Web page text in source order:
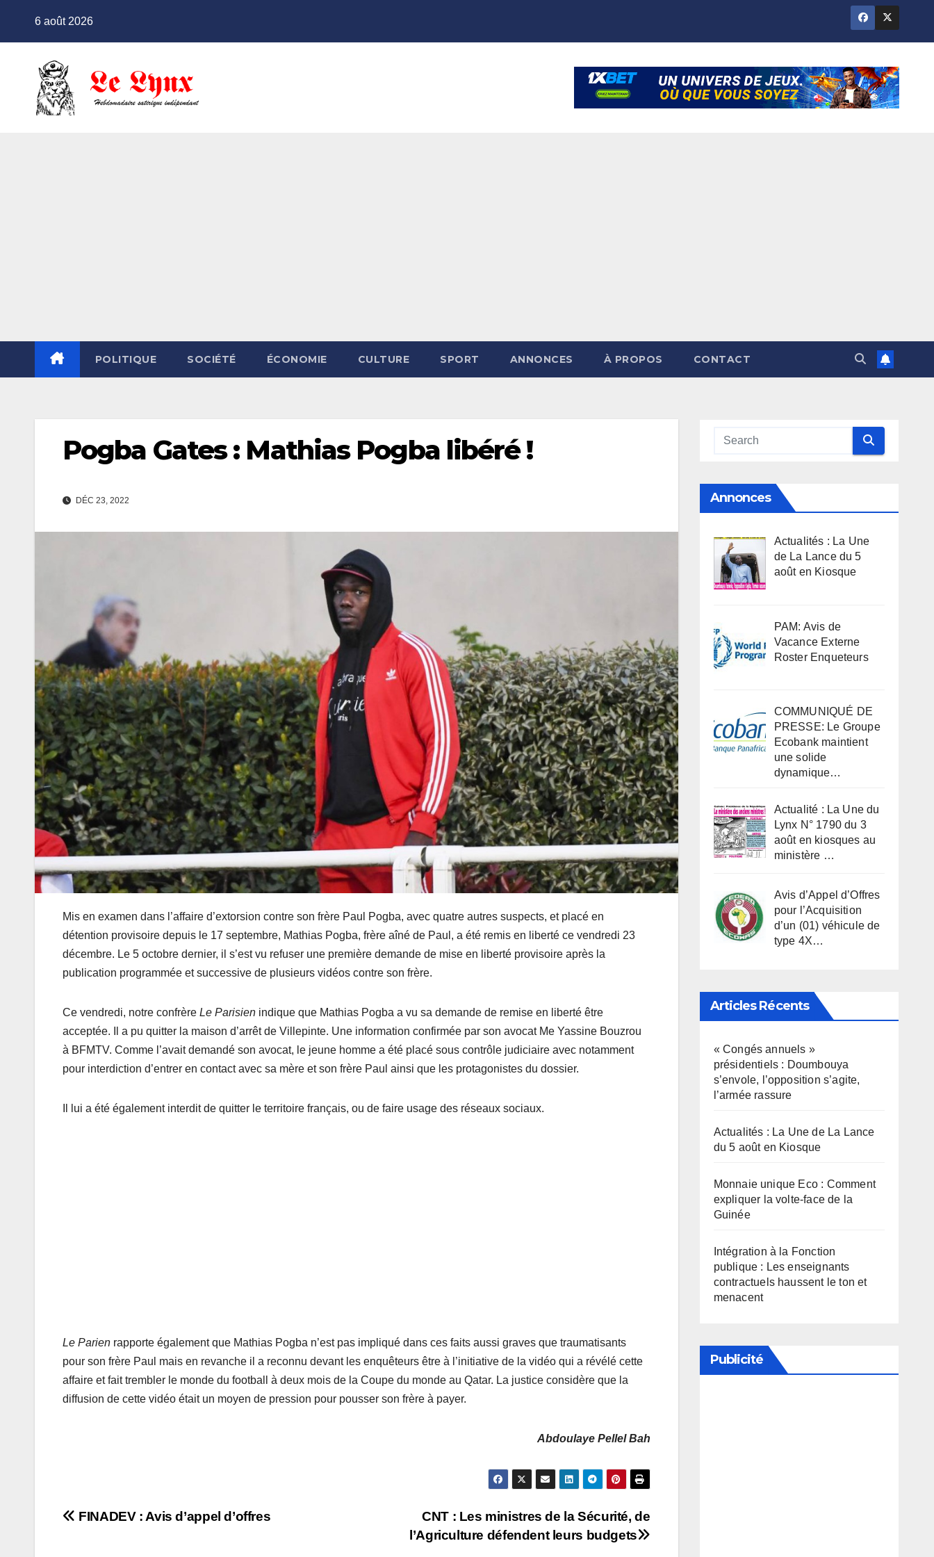
6 août 2026
POLITIQUE SOCIÉTÉ ÉCONOMIE CULTURE SPORT ANNONCES À PROPOS CONTACT
Pogba Gates : Mathias Pogba libéré !
DÉC 23, 2022
Mis en examen dans l’affaire d’extorsion contre son frère Paul Pogba, avec quatre autres suspects, et placé en
détention provisoire depuis le 17 septembre, Mathias Pogba, frère aîné de Paul, a été remis en liberté ce vendredi 23
décembre. Le 5 octobre dernier, il s’est vu refuser une première demande de mise en liberté provisoire après la
publication programmée et successive de plusieurs vidéos contre son frère.
Ce vendredi, notre confrère Le Parisien indique que Mathias Pogba a vu sa demande de remise en liberté être
acceptée. Il a pu quitter la maison d’arrêt de Villepinte. Une information confirmée par son avocat Me Yassine Bouzrou
à BFMTV. Comme l’avait demandé son avocat, le jeune homme a été placé sous contrôle judiciaire avec notamment
pour interdiction d’entrer en contact avec sa mère et son frère Paul ainsi que les protagonistes du dossier.
Il lui a été également interdit de quitter le territoire français, ou de faire usage des réseaux sociaux.
Le Parien rapporte également que Mathias Pogba n’est pas impliqué dans ces faits aussi graves que traumatisants
pour son frère Paul mais en revanche il a reconnu devant les enquêteurs être à l’initiative de la vidéo qui a révélé cette
affaire et fait trembler le monde du football à deux mois de la Coupe du monde au Qatar. La justice considère que la
diffusion de cette vidéo était un moyen de pression pour pousser son frère à payer.
Abdoulaye Pellel Bah
Navigation
CNT : Les ministres de la Sécurité, de
l’Agriculture défendent leurs budgets
FINADEV : Avis d’appel d’offres
Annonces
Actualités : La Une
de La Lance du 5
août en Kiosque
PAM: Avis de
Vacance Externe
Roster Enqueteurs
COMMUNIQUÉ DE
PRESSE: Le Groupe
Ecobank maintient
une solide
dynamique…
Actualité : La Une du
Lynx N° 1790 du 3
août en kiosques au
ministère …
Avis d’Appel d’Offres
pour l’Acquisition
d’un (01) véhicule de
type 4X…
Articles Récents
« Congés annuels »
présidentiels : Doumbouya
s’envole, l’opposition s’agite,
l’armée rassure
Actualités : La Une de La Lance
du 5 août en Kiosque
Monnaie unique Eco : Comment
expliquer la volte-face de la
Guinée
Intégration à la Fonction
publique : Les enseignants
contractuels haussent le ton et
menacent
Publicité